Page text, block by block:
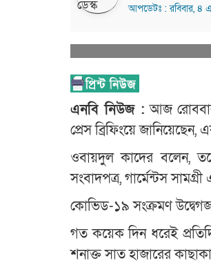
আপডেটঃ : রবিবার, ৪
এনবি নিউজ : আজ
প্রেস ব্রিফিংয়ে
ওবায়দুল কাদের বলেন,
সংবাদপত্র, গার্মেন্টস
কোভিড-১৯ সংক্রমণ
গত কয়েক দিন ধরেই
শনাক্ত সাত হাজারের